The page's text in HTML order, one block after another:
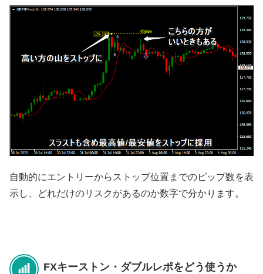
自動的にエントリーからストップ位置までのピップ数を表
示し、どれだけのリスクがあるのか数字で分かります。
FXキーストン・ダブルレポをどう使うか